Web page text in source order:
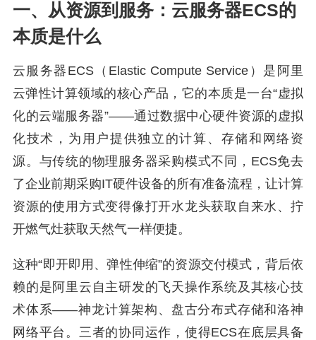
一、从资源到服务：云服务器ECS的
本质是什么
云服务器ECS（Elastic Compute Service）是阿里
云弹性计算领域的核心产品，它的本质是一台“虚拟
化的云端服务器”——通过数据中心硬件资源的虚拟
化技术，为用户提供独立的计算、存储和网络资
源。与传统的物理服务器采购模式不同，ECS免去
了企业前期采购IT硬件设备的所有准备流程，让计算
资源的使用方式变得像打开水龙头获取自来水、拧
开燃气灶获取天然气一样便捷。
这种“即开即用、弹性伸缩”的资源交付模式，背后依
赖的是阿里云自主研发的飞天操作系统及其核心技
术体系——神龙计算架构、盘古分布式存储和洛神
网络平台。三者的协同运作，使得ECS在底层具备